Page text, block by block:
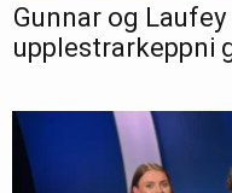
Gunnar og
upplestrarkeppni